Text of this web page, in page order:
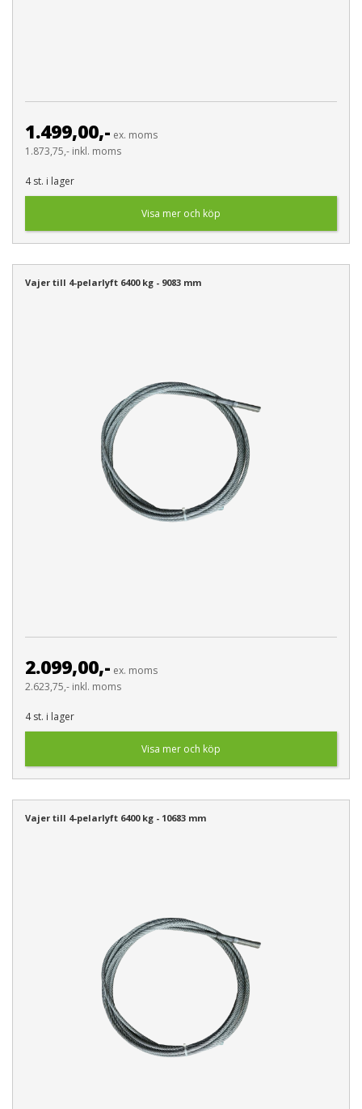
1.499,00,- ex. moms
1.873,75,- inkl. moms
4 st. i lager
Visa mer och köp
Vajer till 4-pelarlyft 6400 kg - 9083 mm
2.099,00,- ex. moms
2.623,75,- inkl. moms
4 st. i lager
Visa mer och köp
Vajer till 4-pelarlyft 6400 kg - 10683 mm